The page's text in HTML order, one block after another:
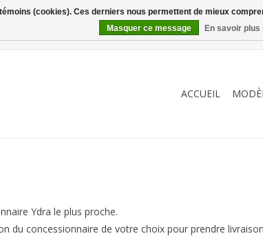
ACCUEIL
Ydra le plus proche.
du concessionnaire de votre choix pour prendre
(cookies). Ces derniers nous permettent de mieux
Masquer ce message
En savoir